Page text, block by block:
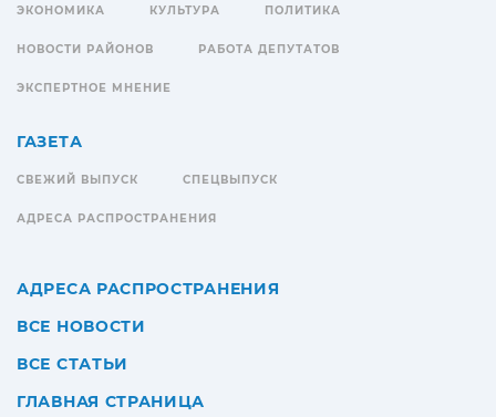
ЭКОНОМИКА КУЛЬТУРА ПОЛИТИКА
НОВОСТИ РАЙОНОВ РАБОТА ДЕПУТАТОВ
ЭКСПЕРТНОЕ МНЕНИЕ
ГАЗЕТА
СВЕЖИЙ ВЫПУСК СПЕЦВЫПУСК
АДРЕСА РАСПРОСТРАНЕНИЯ
АДРЕСА РАСПРОСТРАНЕНИЯ
ВСЕ НОВОСТИ
ВСЕ СТАТЬИ
ГЛАВНАЯ СТРАНИЦА